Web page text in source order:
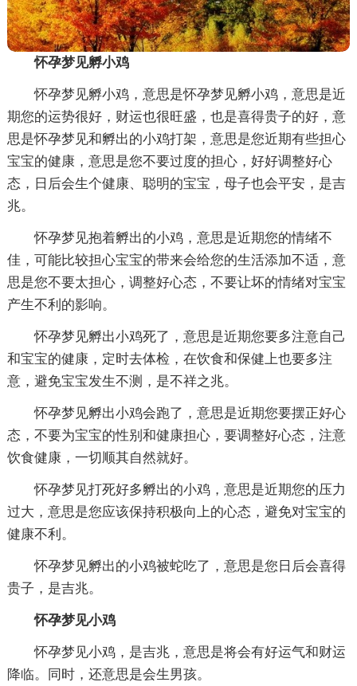
怀孕梦见孵小鸡
怀孕梦见孵小鸡，意思是怀孕梦见孵小鸡，意思是近
期您的运势很好，财运也很旺盛，也是喜得贵子的好，意
思是怀孕梦见和孵出的小鸡打架，意思是您近期有些担心
宝宝的健康，意思是您不要过度的担心，好好调整好心
态，日后会生个健康、聪明的宝宝，母子也会平安，是吉
兆。
怀孕梦见抱着孵出的小鸡，意思是近期您的情绪不
佳，可能比较担心宝宝的带来会给您的生活添加不适，意
思是您不要太担心，调整好心态，不要让坏的情绪对宝宝
产生不利的影响。
怀孕梦见孵出小鸡死了，意思是近期您要多注意自己
和宝宝的健康，定时去体检，在饮食和保健上也要多注
意，避免宝宝发生不测，是不祥之兆。
怀孕梦见孵出小鸡会跑了，意思是近期您要摆正好心
态，不要为宝宝的性别和健康担心，要调整好心态，注意
饮食健康，一切顺其自然就好。
怀孕梦见打死好多孵出的小鸡，意思是近期您的压力
过大，意思是您应该保持积极向上的心态，避免对宝宝的
健康不利。
怀孕梦见孵出的小鸡被蛇吃了，意思是您日后会喜得
贵子，是吉兆。
怀孕梦见小鸡
怀孕梦见小鸡，是吉兆，意思是将会有好运气和财运
降临。同时，还意思是会生男孩。